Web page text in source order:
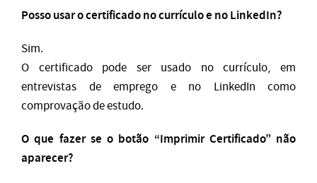
Posso usar o certificado no currículo e no LinkedIn?
Sim.
O certificado pode ser usado no currículo, em
entrevistas de emprego e no LinkedIn como
comprovação de estudo.
O que fazer se o botão “Imprimir Certificado” não
aparecer?